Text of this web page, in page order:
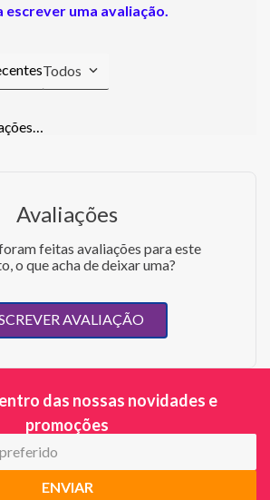
escrever uma avaliação.
Todos
Avaliações
feitas avaliações para este
o que acha de deixar uma?
AVALIAÇÃO
das nossas novidades e
promoções
ENVIAR